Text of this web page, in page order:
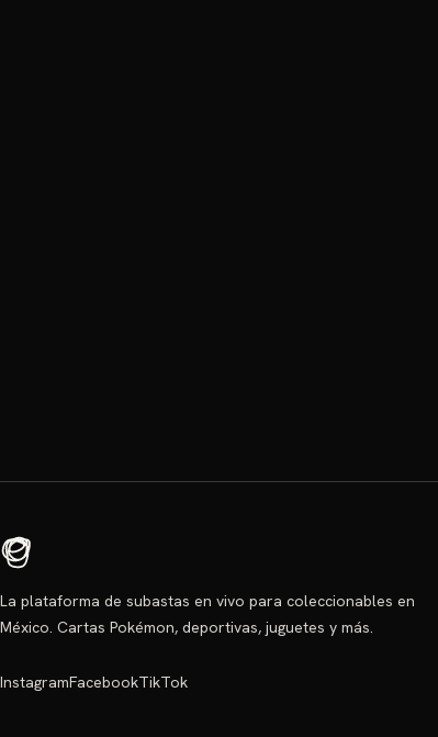
La plataforma de subastas en vivo para coleccionables en
México. Cartas Pokémon, deportivas, juguetes y más.
InstagramFacebookTikTok